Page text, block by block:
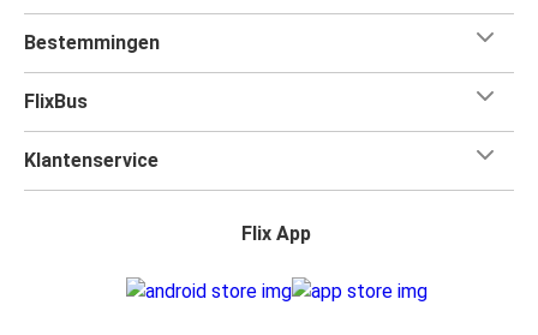
Bestemmingen
FlixBus
Klantenservice
Flix App